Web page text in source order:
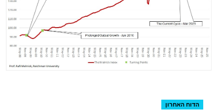
הדוח האחרון